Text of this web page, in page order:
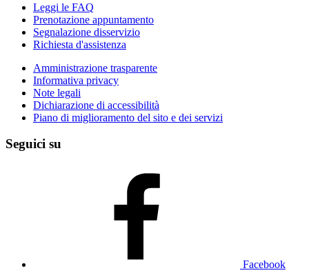
Leggi le FAQ
Prenotazione appuntamento
Segnalazione disservizio
Richiesta d'assistenza
Amministrazione trasparente
Informativa privacy
Note legali
Dichiarazione di accessibilità
Piano di miglioramento del sito e dei servizi
Seguici su
Facebook